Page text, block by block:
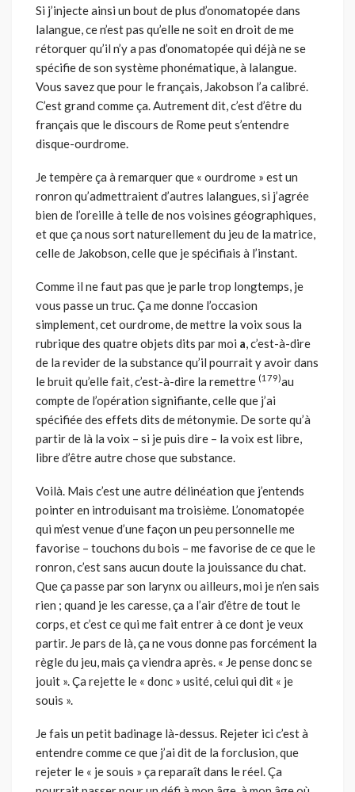
Si j’injecte ainsi un bout de plus d’onomatopée dans
lalangue, ce n’est pas qu’elle ne soit en droit de me
rétorquer qu’il n’y a pas d’onomatopée qui déjà ne se
spécifie de son système phonématique, à lalangue.
Vous savez que pour le français, Jakobson l’a calibré.
C’est grand comme ça. Autrement dit, c’est d’être du
français que le discours de Rome peut s’entendre
disque-ourdrome.
Je tempère ça à remarquer que « ourdrome » est un
ronron qu’admettraient d’autres lalangues, si j’agrée
bien de l’oreille à telle de nos voisines géographiques,
et que ça nous sort naturellement du jeu de la matrice,
celle de Jakobson, celle que je spécifiais à l’instant.
Comme il ne faut pas que je parle trop longtemps, je
vous passe un truc. Ça me donne l’occasion
simplement, cet ourdrome, de mettre la voix sous la
rubrique des quatre objets dits par moi a, c’est-à-dire
de la revider de la substance qu’il pourrait y avoir dans
le bruit qu’elle fait, c’est-à-dire la remettre (179)au
compte de l’opération signifiante, celle que j’ai
spécifiée des effets dits de métonymie. De sorte qu’à
partir de là la voix – si je puis dire – la voix est libre,
libre d’être autre chose que substance.
Voilà. Mais c’est une autre délinéation que j’entends
pointer en introduisant ma troisième. L’onomatopée
qui m’est venue d’une façon un peu personnelle me
favorise – touchons du bois – me favorise de ce que le
ronron, c’est sans aucun doute la jouissance du chat.
Que ça passe par son larynx ou ailleurs, moi je n’en sais
rien ; quand je les caresse, ça a l’air d’être de tout le
corps, et c’est ce qui me fait entrer à ce dont je veux
partir. Je pars de là, ça ne vous donne pas forcément la
règle du jeu, mais ça viendra après. « Je pense donc se
jouit ». Ça rejette le « donc » usité, celui qui dit « je
souis ».
Je fais un petit badinage là-dessus. Rejeter ici c’est à
entendre comme ce que j’ai dit de la forclusion, que
rejeter le « je souis » ça reparaît dans le réel. Ça